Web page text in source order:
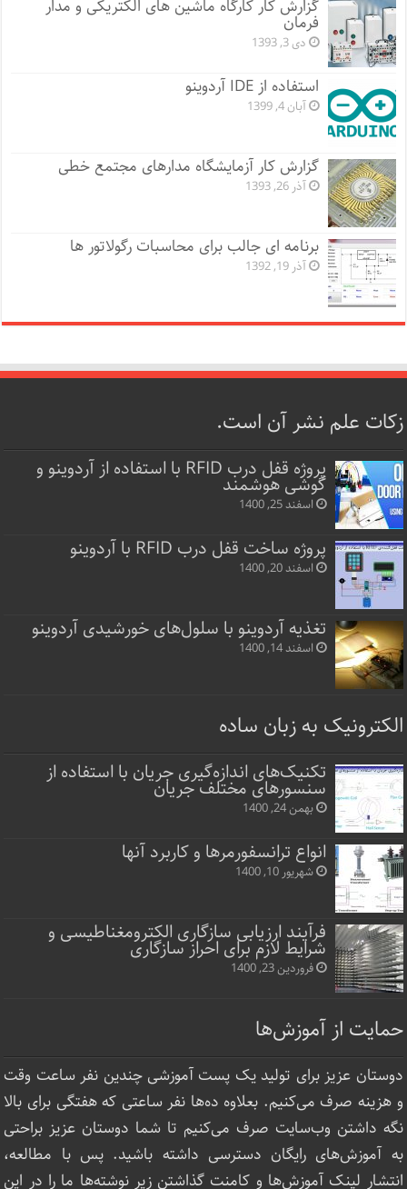
گزارش کار کارگاه ماشین های الکتریکی و مدار
فرمان
دی 3, 1393
استفاده از IDE آردوینو
آبان 4, 1399
گزارش کار آزمایشگاه مدارهای مجتمع خطی
آذر 26, 1393
برنامه ای جالب برای محاسبات رگولاتور ها
آذر 19, 1392
زکات علم نشر آن است.
پروژه قفل‌ درب RFID با استفاده از آردوینو و
گوشی هوشمند
اسفند 25, 1400
پروژه ساخت قفل‌ درب RFID با آردوینو
اسفند 20, 1400
تغذیه آردوینو با سلول‌های خورشیدی آردوینو
اسفند 14, 1400
الکترونیک به زبان ساده
تکنیک‌های اندازه‌گیری جریان با استفاده از
سنسورهای مختلف جریان
بهمن 24, 1400
انواع ترانسفورمرها و کاربرد آنها
شهریور 10, 1400
فرآیند ارزیابی سازگاری الکترومغناطیسی و
شرایط لازم برای احراز سازگاری
فروردین 23, 1400
حمایت از آموزش‌ها
دوستان عزیز برای تولید یک پست آموزشی چندین نفر ساعت‌ وقت
و هزینه صرف می‌کنیم. بعلاوه ده‌ها نفر ساعتی که هفتگی برای بالا
نگه داشتن وب‌سایت صرف ‌می‌کنیم تا شما دوستان عزیز براحتی
به آموزش‌های رایگان دسترسی داشته باشید. پس با مطالعه،
انتشار لینک‌ آموزش‌ها و کامنت گذاشتن زیر نوشته‌‌ها ما را در این